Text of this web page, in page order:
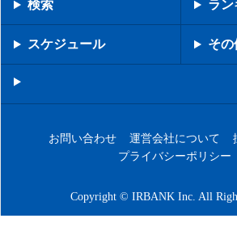
検索 ラン
スケジュール その
お問い合わせ 運営会社について
プライバシーポリシー
Copyright © IRBANK Inc. All